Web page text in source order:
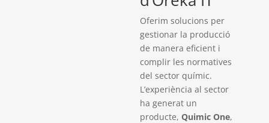
Oferim solucions per
gestionar la producció
de manera eficient i
complir les normatives
del sector químic.
L’experiència al sector
ha generat un
producte, Quimic One,